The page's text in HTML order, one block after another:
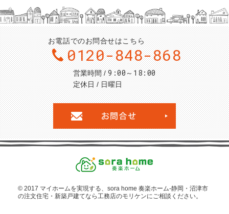
お電話でのお問合せはこちら
0120-848-868
営業時間 9:00～18:00
定休日 日曜日
お問合せ・ご
© 2017 マイホームを実現する、sora home 奏楽ホーム‐静岡・沼津市
の注文住宅・新築戸建てなら工務店のモリケンにご相談ください。